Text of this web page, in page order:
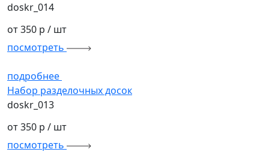
doskr_014
от 350 р / шт
посмотреть
подробнее
Набор разделочных досок
doskr_013
от 350 р / шт
посмотреть